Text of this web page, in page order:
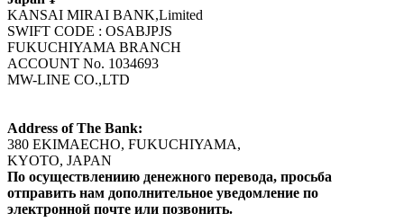
KANSAI MIRAI BANK,Limited
SWIFT CODE : OSABJPJS
FUKUCHIYAMA BRANCH
ACCOUNT No. 1034693
MW-LINE CO.,LTD
Address of The Bank:
380 EKIMAECHO, FUKUCHIYAMA,
KYOTO, JAPAN
По осуществлениию денежного перевода, просьба
отправить нам дополнительное уведомление по
электронной почте или позвонить.